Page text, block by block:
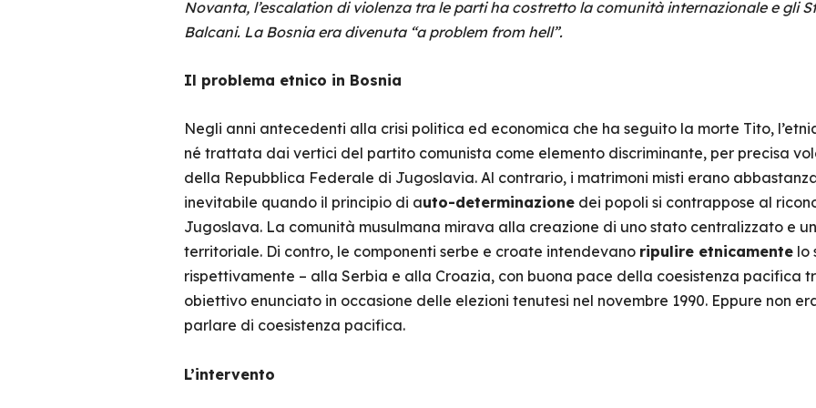
Novanta, l’escalation di violenza tra le parti ha costretto la comunità internazionale e gli
Balcani. La Bosnia era divenuta “a problem from hell”.
Il problema etnico in Bosnia
Negli anni antecedenti alla crisi politica ed economica che ha seguito la morte Tito,
né trattata dai vertici del partito comunista come elemento discriminante, per precisa
della Repubblica Federale di Jugoslavia. Al contrario, i matrimoni misti erano
inevitabile quando il principio di auto-determinazionedei popoli si contrappose al
Jugoslava. La comunità musulmana mirava alla creazione di uno stato centralizzato e
territoriale. Di contro, le componenti serbe e croate intendevano ripulire etnicamentelo
rispettivamente – alla Serbia e alla Croazia, con buona pace della coesistenza pacifica
obiettivo enunciato in occasione delle elezioni tenutesi nel novembre 1990. Eppure non
parlare di coesistenza pacifica.
L’intervento